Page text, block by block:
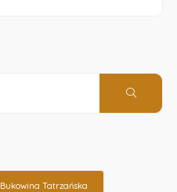
Bukowina Tatrzańska